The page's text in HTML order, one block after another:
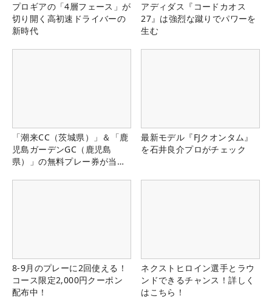
プロギアの「4層フェース」が
切り開く高初速ドライバーの
新時代
アディダス『コードカオス
27』は強烈な蹴りでパワーを
生む
「潮来CC（茨城県）」＆「鹿
児島ガーデンGC（鹿児島
県）」の無料プレー券が当た
最新モデル『FJクオンタム』
を石井良介プロがチェック
8-9月のプレーに2回使える！
コース限定2,000円クーポン
配布中！
ネクストヒロイン選手とラウ
ンドできるチャンス！詳しく
はこちら！